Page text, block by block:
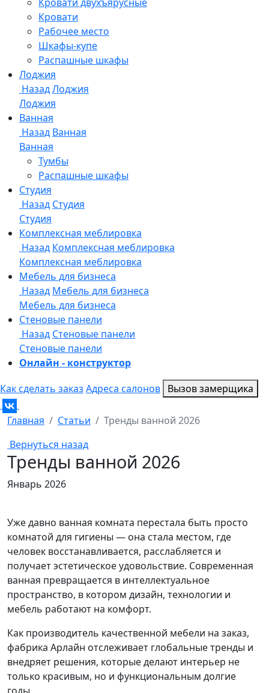
Онлайн - конструктор
Как сделать заказ Адреса салонов Вызов замерщика
Главная Статьи
Тренды ванной 2026
Вернуться назад
Тренды ванной 2026
Январь 2026
Уже давно ванная комната перестала быть просто
комнатой для гигиены — она стала местом, где
человек восстанавливается, расслабляется и
получает эстетическое удовольствие. Современная
ванная превращается в интеллектуальное
пространство, в котором дизайн, технологии и
мебель работают на комфорт.
Как производитель качественной мебели на заказ,
фабрика Арлайн отслеживает глобальные тренды и
внедряет решения, которые делают интерьер не
только красивым, но и функциональным долгие